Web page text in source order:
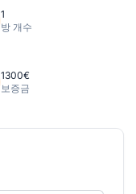
1
방 개수
1300€
보증금